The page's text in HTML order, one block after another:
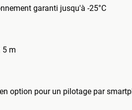
garanti jusqu'à -25°C
5 m
option pour un pilotage par